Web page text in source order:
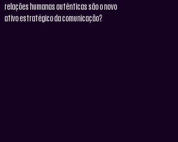
relações humanas autênticas são o novo
ativo estratégico da comunicação?